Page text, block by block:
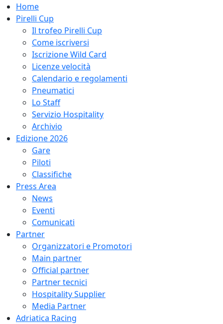
Home
Pirelli Cup
Il trofeo Pirelli Cup
Come iscriversi
Iscrizione Wild Card
Licenze velocità
Calendario e regolamenti
Pneumatici
Lo Staff
Servizio Hospitality
Archivio
Edizione 2026
Gare
Piloti
Classifiche
Press Area
News
Eventi
Comunicati
Partner
Organizzatori e Promotori
Main partner
Official partner
Partner tecnici
Hospitality Supplier
Media Partner
Adriatica Racing